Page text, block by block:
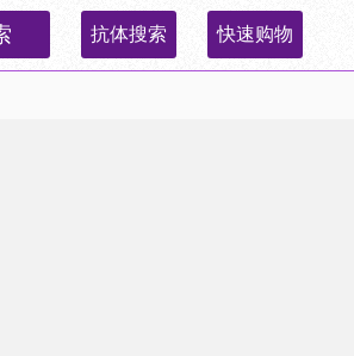
抗体搜索 快速购物